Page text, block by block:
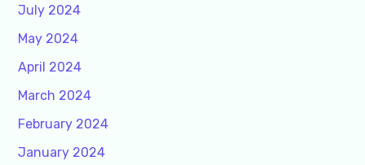
July 2024
May 2024
April 2024
March 2024
February 2024
January 2024